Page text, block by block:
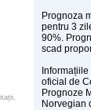
Prognoza
pentru 3
90%.
scad
oficial de
Prognoze
Norvegian